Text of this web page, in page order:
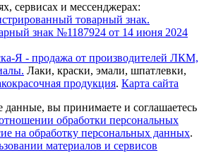
сервисах и мессенджерах:
товарный знак.
знак №1187924 от 14 июня 2024
Я - продажа от производителей ЛКМ,
Лаки, краски, эмали, шпатлевки,
продукция. Карта сайта
данные, вы принимаете и соглашаетесь
обработки персональных
на обработку персональных данных.
материалов и сервисов